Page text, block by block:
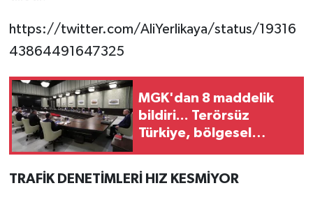
https://twitter.com/AliYerlikaya/status/19316
43864491647325
MGK'dan 8 maddelik
bildiri... Terörsüz
Türkiye, bölgesel
mesajı
TRAFİK DENETİMLERİ HIZ KESMİYOR